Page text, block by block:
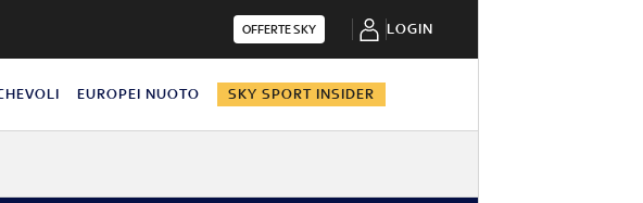
OFFERTE SKY LOGIN
EUROPEI NUOTO SKY SPORT INSIDER